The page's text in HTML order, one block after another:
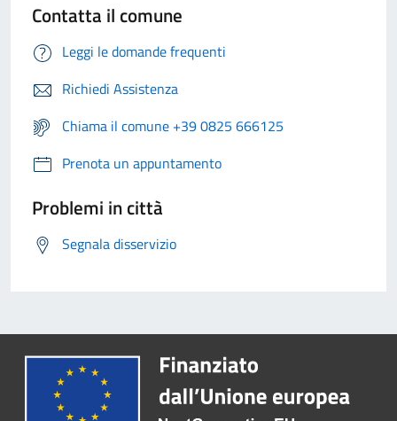
Contatta il comune
Leggi le domande frequenti
Richiedi Assistenza
Chiama il comune +39 0825 666125
Prenota un appuntamento
Problemi in città
Segnala disservizio